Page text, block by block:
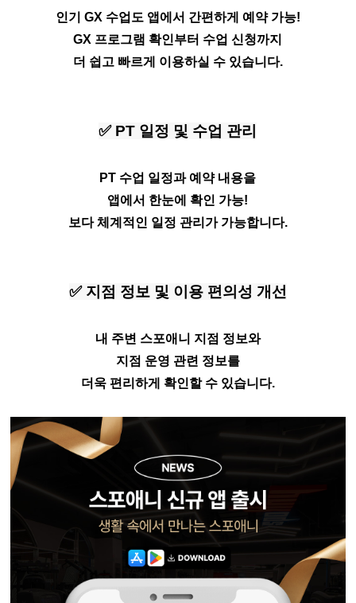
인기 GX 수업도 앱에서 간편하게 예약 가능!
GX 프로그램 확인부터 수업 신청까지
더 쉽고 빠르게 이용하실 수 있습니다.
✅ PT 일정 및 수업 관리
PT 수업 일정과 예약 내용을
앱에서 한눈에 확인 가능!
보다 체계적인 일정 관리가 가능합니다.
✅ 지점 정보 및 이용 편의성 개선
내 주변 스포애니 지점 정보와
지점 운영 관련 정보를
더욱 편리하게 확인할 수 있습니다.